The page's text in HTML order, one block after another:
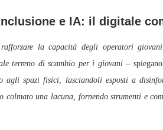
e IA: il digitale
la capacità degli operatori
terreno di scambio per i giovani –
agli spazi fisici, lasciandoli esposti a
colmato una lacuna, fornendo strumenti e